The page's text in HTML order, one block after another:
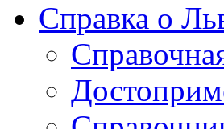
Справка о